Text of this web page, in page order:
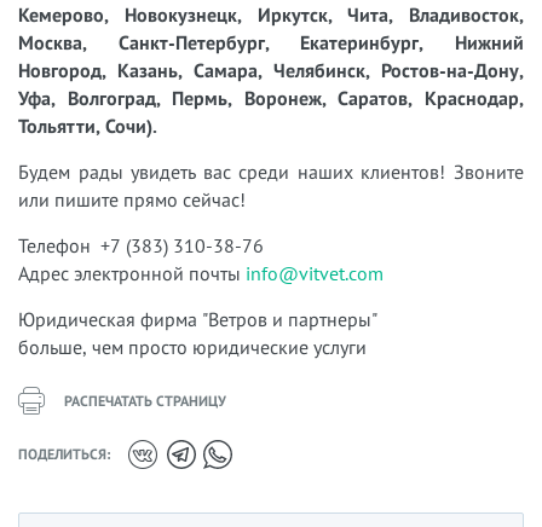
Кемерово, Новокузнецк, Иркутск, Чита, Владивосток,
Москва, Санкт-Петербург, Екатеринбург, Нижний
Новгород, Казань, Самара, Челябинск, Ростов-на-Дону,
Уфа, Волгоград, Пермь, Воронеж, Саратов, Краснодар,
Тольятти, Сочи).
Будем рады увидеть вас среди наших клиентов! Звоните
или пишите прямо сейчас!
Телефон +7 (383) 310-38-76
Адрес электронной почты info@vitvet.com
Юридическая фирма "Ветров и партнеры"
больше, чем просто юридические услуги
РАСПЕЧАТАТЬ СТРАНИЦУ
ПОДЕЛИТЬСЯ: